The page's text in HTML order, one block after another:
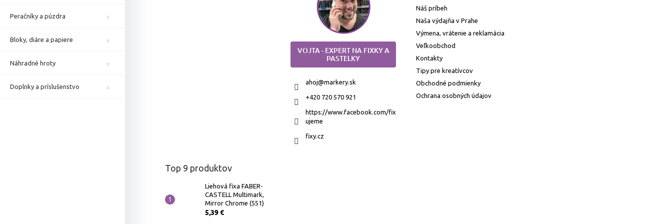
Peračníky a púzdra
Bloky, diáre a papiere
Náhradné hroty
Doplnky a príslušenstvo
VOJTA - EXPERT NA FIXKY A
PASTELKY
ahoj@markery.sk
+420 720 570 921
https://www.facebook.com/fix
ujeme
fixy.cz
Náš príbeh
Naša výdajňa v Prahe
Výmena, vrátenie a reklamácia
Veľkoobchod
Kontakty
Tipy pre kreatívcov
Obchodné podmienky
Ochrana osobných údajov
Top 9 produktov
Liehová fixa FABER-
CASTELL Multimark,
Mirror Chrome (551)
5,39 €